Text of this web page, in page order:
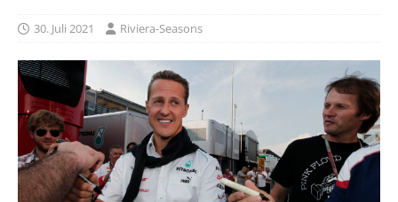
30. Juli 2021 Riviera-Seasons